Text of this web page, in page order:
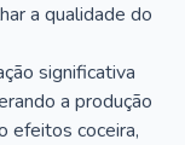
a qualidade do
significativa
a produção
efeitos coceira,